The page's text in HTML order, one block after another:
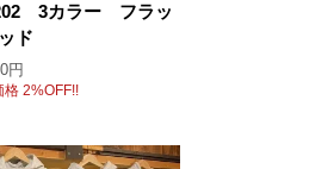
3カラー フラッ
ド
円
格 2%OFF!!